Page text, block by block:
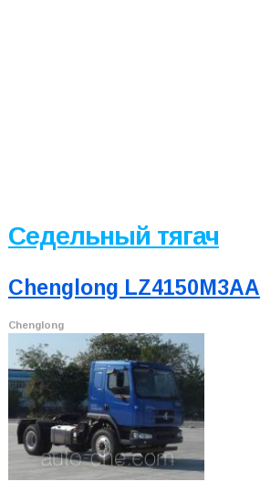
Седельный тягач
Chenglong LZ4150M3AA
Chenglong